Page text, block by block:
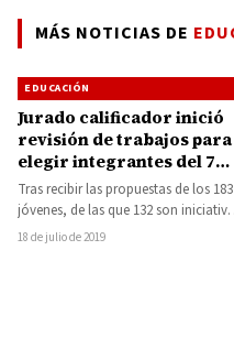
MÁS NOTICIAS DE
EDUCACIÓN
Jurado calificador inició
revisión de trabajos para
elegir integrantes del 7
Parlamento Juvenil,
informó Octavio Ocampo
Tras recibir las propuestas de los 183
jóvenes, de las que 132 son
51 proyectos sociales, el…
18 de julio de 2019